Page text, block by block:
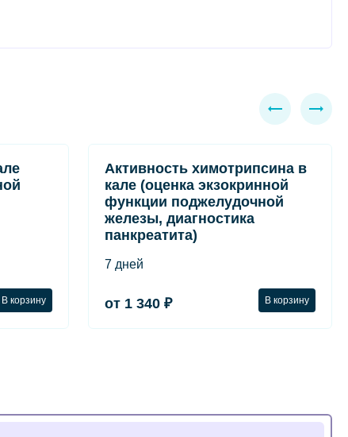
В корзину
Активность химотрипсина в
кале (оценка экзокринной
функции поджелудочной
железы, диагностика
панкреатита)
7 дней
от 1 340 ₽ В корзину